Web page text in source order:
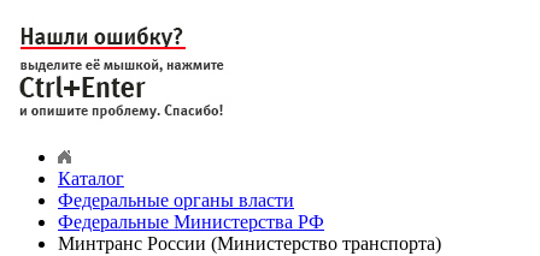
Каталог
Федеральные органы власти
Федеральные Министерства РФ
Минтранс России (Министерство транспорта)